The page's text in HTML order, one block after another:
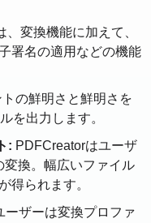
、変換機能に加えて、
署名の適用などの機能
の鮮明さと鮮明さを
を出力します。
: PDFCreatorはユーザ
変換。幅広いファイル
得られます。
ーザーは変換プロファ